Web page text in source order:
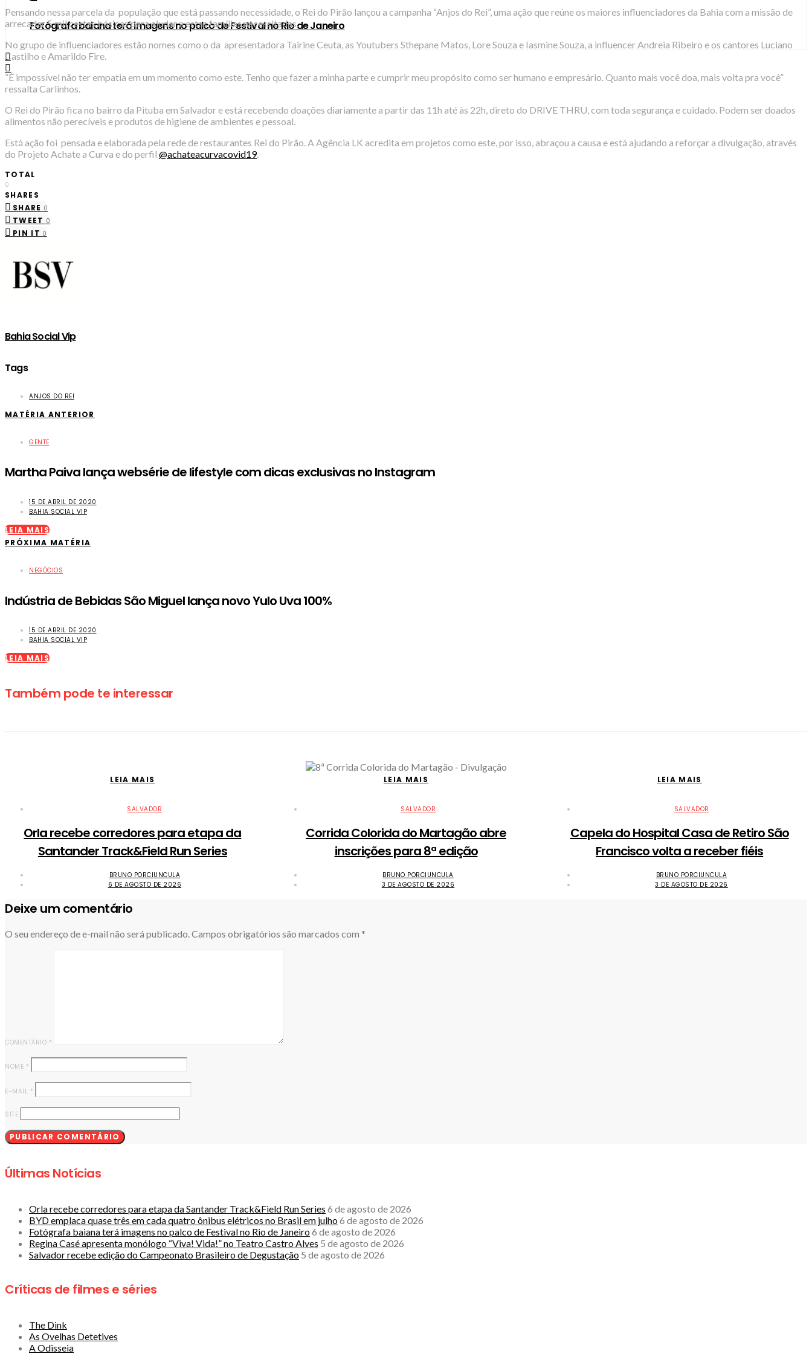
Fotógrafa baiana terá imagens no palco de Festival no Rio de Janeiro
Pensando nessa parcela da população que está passando necessidade, o Rei do Pirão lançou a campanha “Anjos do Rei”, uma ação que reúne os maiores influenciadores da Bahia com a missão de
arrecadar 5 mil cestas básicas para ajudar a estas famílias necessitadas.
No grupo de influenciadores estão nomes como o da apresentadora Tairine Ceuta, as Youtubers Sthepane Matos, Lore Souza e Iasmine Souza, a influencer Andreia Ribeiro e os cantores Luciano
Castilho e Amarildo Fire.
”É impossível não ter empatia em um momento como este. Tenho que fazer a minha parte e cumprir meu propósito como ser humano e empresário. Quanto mais você doa, mais volta pra você”
ressalta Carlinhos.
O Rei do Pirão fica no bairro da Pituba em Salvador e está recebendo doações diariamente a partir das 11h até às 22h, direto do DRIVE THRU, com toda segurança e cuidado. Podem ser doados
alimentos não perecíveis e produtos de higiene de ambientes e pessoal.
Está ação foi pensada e elaborada pela rede de restaurantes Rei do Pirão. A Agência LK acredita em projetos como este, por isso, abraçou a causa e está ajudando a reforçar a divulgação, através
do Projeto Achate a Curva e do perfil @achateacurvacovid19.
TOTAL
0
SHARES
SHARE 0
TWEET 0
PIN IT 0
Bahia Social Vip
Tags
ANJOS DO REI
MATÉRIA ANTERIOR
GENTE
Martha Paiva lança websérie de lifestyle com dicas exclusivas no Instagram
15 DE ABRIL DE 2020
BAHIA SOCIAL VIP
LEIA MAIS
PRÓXIMA MATÉRIA
NEGÓCIOS
Indústria de Bebidas São Miguel lança novo Yulo Uva 100%
15 DE ABRIL DE 2020
BAHIA SOCIAL VIP
LEIA MAIS
Também pode te interessar
LEIA MAIS
SALVADOR
Orla recebe corredores para etapa da
Santander Track&Field Run Series
BRUNO PORCIUNCULA
6 DE AGOSTO DE 2026
LEIA MAIS
SALVADOR
Corrida Colorida do Martagão abre
inscrições para 8ª edição
BRUNO PORCIUNCULA
3 DE AGOSTO DE 2026
LEIA MAIS
SALVADOR
Capela do Hospital Casa de Retiro São
Francisco volta a receber fiéis
BRUNO PORCIUNCULA
3 DE AGOSTO DE 2026
Deixe um comentário
O seu endereço de e-mail não será publicado.Campos obrigatórios são marcados com *
COMENTÁRIO *
NOME *
E-MAIL *
SITE
Últimas Notícias
Orla recebe corredores para etapa da Santander Track&Field Run Series 6 de agosto de 2026
BYD emplaca quase três em cada quatro ônibus elétricos no Brasil em julho6 de agosto de 2026
Fotógrafa baiana terá imagens no palco de Festival no Rio de Janeiro6 de agosto de 2026
Regina Casé apresenta monólogo “Viva! Vida!” no Teatro Castro Alves 5 de agosto de 2026
​Salvador recebe edição do Campeonato Brasileiro de Degustação 5 de agosto de 2026
Críticas de filmes e séries
The Dink
As Ovelhas Detetives
A Odisseia